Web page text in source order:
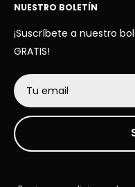
NUESTRO BOLETÍN
¡Suscríbete a nuestro
GRATIS!
Tu email